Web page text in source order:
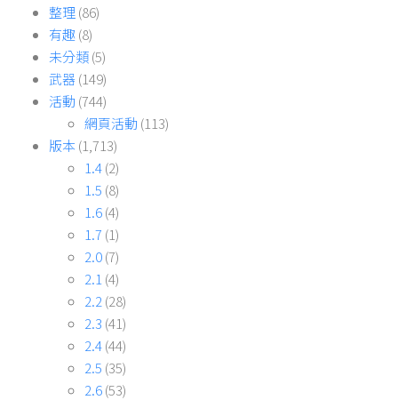
整理(86)
有趣(8)
未分類(5)
武器(149)
活動 (744)
網頁活動 (113)
版本 (1,713)
1.4(2)
1.5 (8)
1.6(4)
1.7 (1)
2.0(7)
2.1 (4)
2.2 (28)
2.3 (41)
2.4(44)
2.5 (35)
2.6(53)